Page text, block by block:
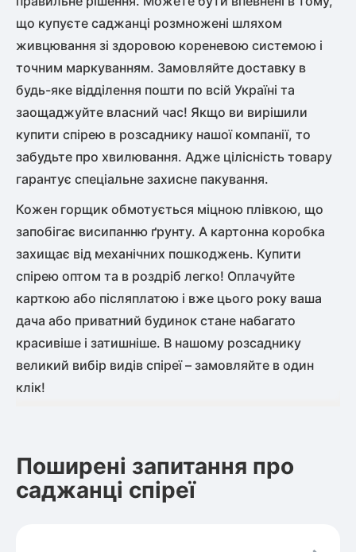
що купуєте саджанці розмножені шляхом
живцювання зі здоровою кореневою системою і
точним маркуванням. Замовляйте доставку в
будь-яке відділення пошти по всій Україні та
заощаджуйте власний час! Якщо ви вирішили
купити спірею в розсаднику нашої компанії, то
забудьте про хвилювання. Адже цілісність товару
гарантує спеціальне захисне пакування.
Кожен горщик обмотується міцною плівкою, що
запобігає висипанню ґрунту. А картонна коробка
захищає від механічних пошкоджень. Купити
спірею оптом та в роздріб легко! Оплачуйте
карткою або післяплатою і вже цього року ваша
дача або приватний будинок стане набагато
красивіше і затишніше. В нашому розсаднику
великий вибір видів спіреї – замовляйте в один
клік!
Поширені запитання про
саджанці спіреї